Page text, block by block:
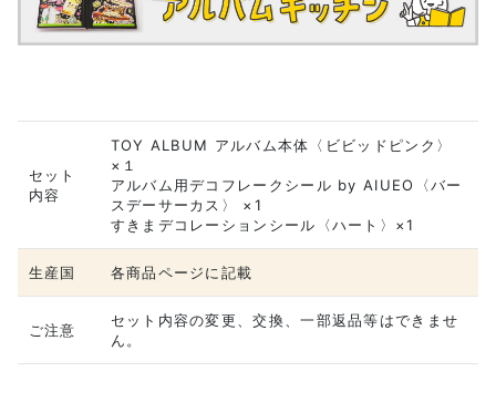
セット
内容
TOY ALBUM アルバム本体〈ビビッドピンク〉
×１
アルバム用デコフレークシール by AIUEO〈バー
スデーサーカス〉 ×1
すきまデコレーションシール〈ハート〉×1
生産国 各商品ページに記載
ご注意
セット内容の変更、交換、一部返品等はできませ
ん。